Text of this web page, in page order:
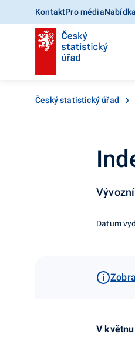
KontaktPro média
Český statistický úřad
Datum
V